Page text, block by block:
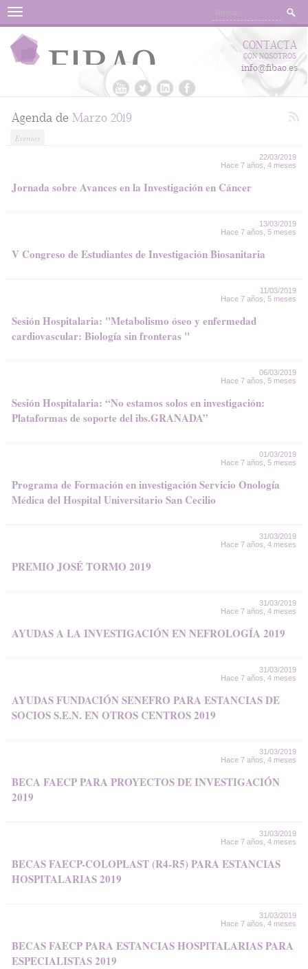
Menu
CONTACTA
CON NOSOTROS
info@fibao.es
Agenda de Marzo 2019
Eventos
22/03/2019
Hace 7 años, 4 meses
Jornada sobre Avances en la Investigación en Cáncer
13/03/2019
Hace 7 años, 5 meses
V Congreso de Estudiantes de Investigación Biosanitaria
11/03/2019
Hace 7 años, 5 meses
Sesión Hospitalaria: "Metabolismo óseo y enfermedad
cardiovascular: Biología sin fronteras "
06/03/2019
Hace 7 años, 5 meses
Sesión Hospitalaria: “No estamos solos en investigación:
Plataformas de soporte del ibs.GRANADA”
01/03/2019
Hace 7 años, 5 meses
Programa de Formación en investigación Servicio Onología
Médica del Hospital Universitario San Cecilio
31/03/2019
Hace 7 años, 4 meses
PREMIO JOSÉ TORMO 2019
31/03/2019
Hace 7 años, 4 meses
AYUDAS A LA INVESTIGACIÓN EN NEFROLOGÍA 2019
31/03/2019
Hace 7 años, 4 meses
AYUDAS FUNDACIÓN SENEFRO PARA ESTANCIAS DE
SOCIOS S.E.N. EN OTROS CENTROS 2019
31/03/2019
Hace 7 años, 4 meses
BECA FAECP PARA PROYECTOS DE INVESTIGACIÓN
2019
31/03/2019
Hace 7 años, 4 meses
BECAS FAECP-COLOPLAST (R4-R5) PARA ESTANCIAS
HOSPITALARIAS 2019
31/03/2019
Hace 7 años, 4 meses
BECAS FAECP PARA ESTANCIAS HOSPITALARIAS PARA
ESPECIALISTAS 2019